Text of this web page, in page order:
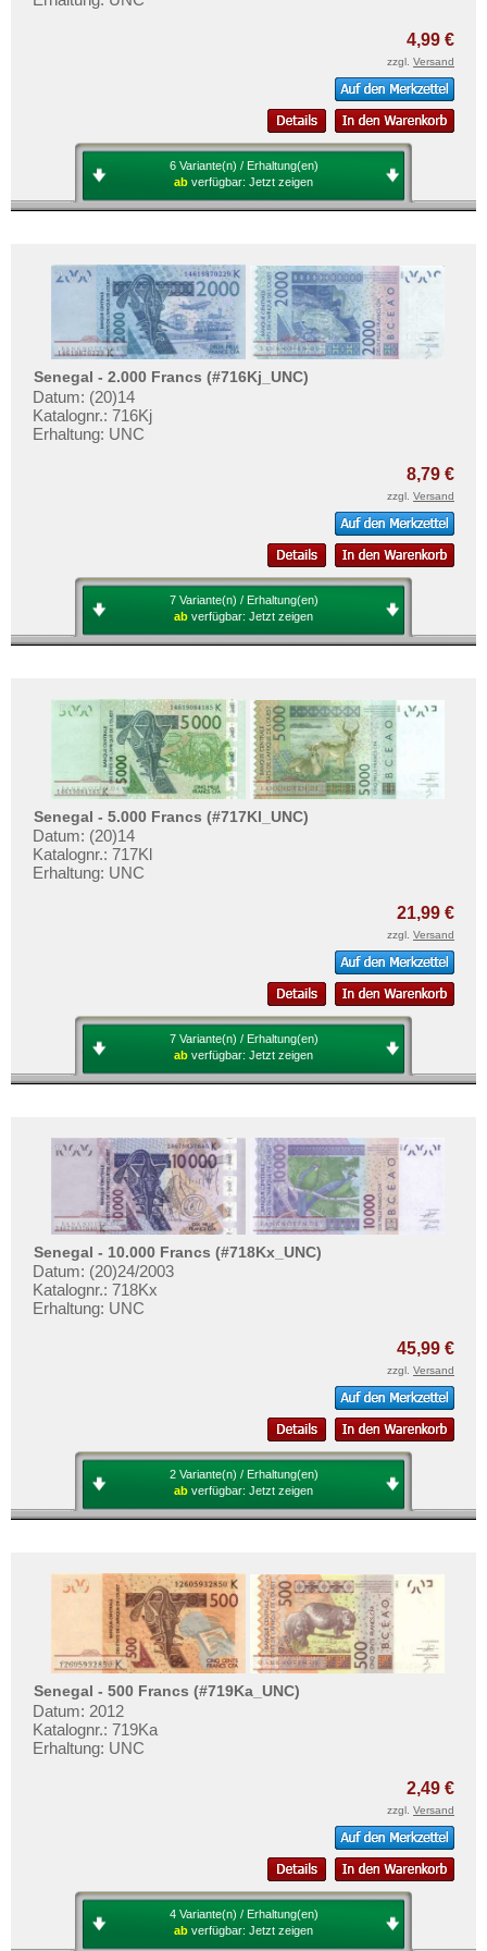
Mehr über...
Liefer- und Versandkosten
Impressum
4,99 €
zzgl. Versand
6 Variante(n) / Erhaltung(en)
ab verfügbar: Jetzt zeigen
Senegal - 2.000 Francs (#716Kj_UNC)
Datum: (20)14
Katalognr.: 716Kj
Erhaltung: UNC
8,79 €
zzgl. Versand
7 Variante(n) / Erhaltung(en)
ab verfügbar: Jetzt zeigen
Senegal - 5.000 Francs (#717Kl_UNC)
Datum: (20)14
Katalognr.: 717Kl
Erhaltung: UNC
21,99 €
zzgl. Versand
7 Variante(n) / Erhaltung(en)
ab verfügbar: Jetzt zeigen
Senegal - 10.000 Francs (#718Kx_UNC)
Datum: (20)24/2003
Katalognr.: 718Kx
Erhaltung: UNC
45,99 €
zzgl. Versand
2 Variante(n) / Erhaltung(en)
ab verfügbar: Jetzt zeigen
Senegal - 500 Francs (#719Ka_UNC)
Datum: 2012
Katalognr.: 719Ka
Erhaltung: UNC
2,49 €
zzgl. Versand
4 Variante(n) / Erhaltung(en)
ab verfügbar: Jetzt zeigen